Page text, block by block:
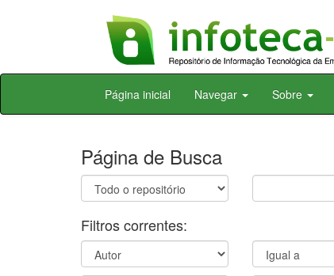
Skip
Página inicial Navegar Sobre
Página de Busca
Filtros correntes: